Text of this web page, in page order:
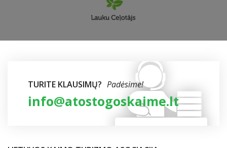
TURITE KLAUSIMŲ? Padėsime!
info@atostogoskaime.lt